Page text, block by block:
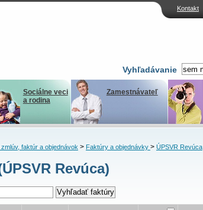
Kontakt
Vyhľadávanie
Sociálne veci
a rodina
Zamestnávateľ
faktúr a objednávok> Faktúry a objednávky > ÚPSVR Revúca
Revúca)